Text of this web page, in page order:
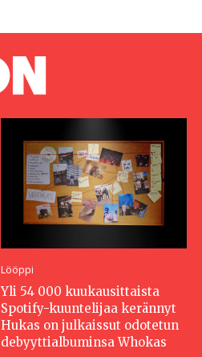
Lööppi
Yli 54 000 kuukausittaista
Spotify-kuuntelijaa kerännyt
Hukas on julkaissut odotetun
debyyttialbuminsa Whokas